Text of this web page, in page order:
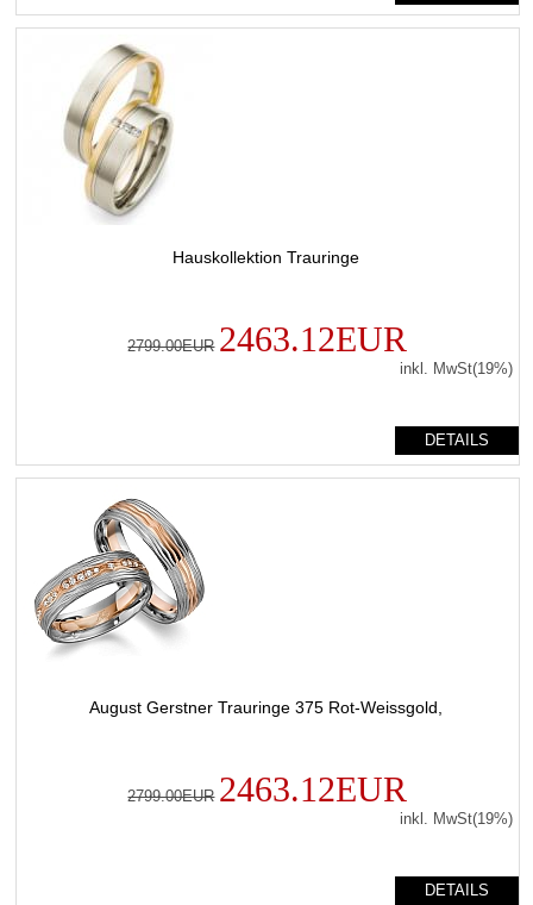
Hauskollektion Trauringe
2799.00EUR 2463.12EUR
inkl. MwSt(19%)
DETAILS
August Gerstner Trauringe 375 Rot-Weissgold,
2799.00EUR 2463.12EUR
inkl. MwSt(19%)
DETAILS